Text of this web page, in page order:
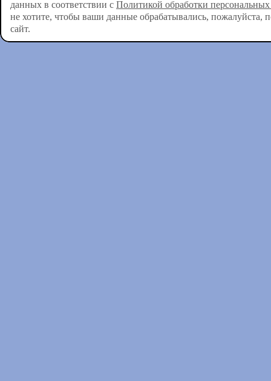
данных в соответствии с Политикой обработки
не хотите, чтобы ваши данные обрабатывались, пожалуйста,
сайт.